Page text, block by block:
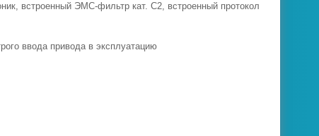
встроенный ЭМС-фильтр кат. С2, встроенный протокол
ввода привода в эксплуатацию